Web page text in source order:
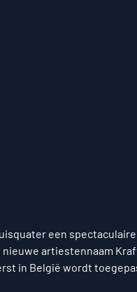
een
nieuwe artiestennaam
in België wordt